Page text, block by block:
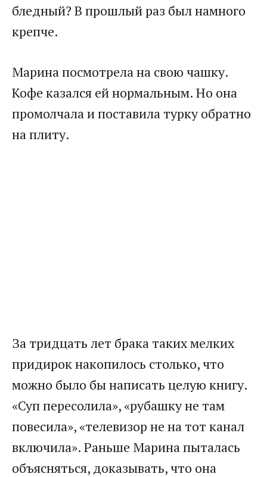
бледный? В прошлый раз был намного
крепче.
Марина посмотрела на свою чашку.
Кофе казался ей нормальным. Но она
промолчала и поставила турку обратно
на плиту.
За тридцать лет брака таких мелких
придирок накопилось столько, что
можно было бы написать целую книгу.
«Суп пересолила», «рубашку не там
повесила», «телевизор не на тот канал
включила». Раньше Марина пыталась
объясняться, доказывать, что она